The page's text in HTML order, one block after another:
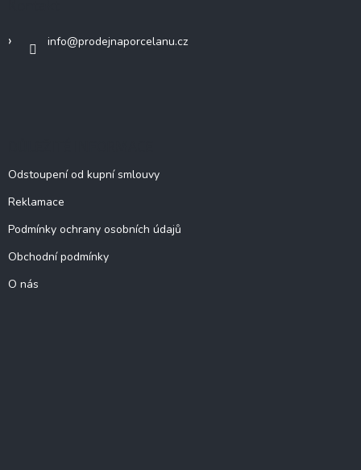
info@prodejnaporcelanu.cz
Odstoupení od kupní smlouvy
Reklamace
Podmínky ochrany osobních údajů
Obchodní podmínky
O nás